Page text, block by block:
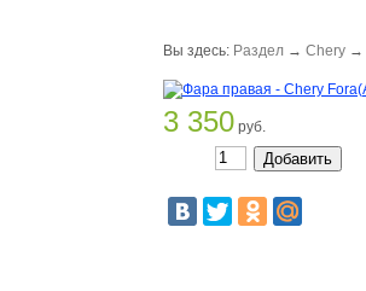
Вы здесь: Раздел→ Chery→
3 350 руб.